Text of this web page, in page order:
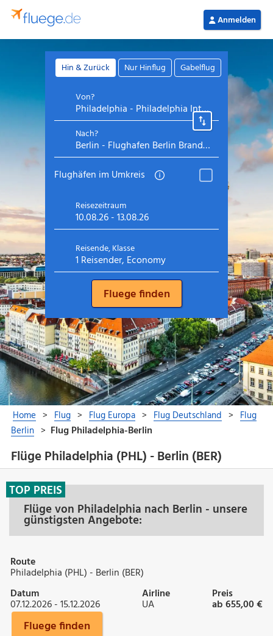
Flüge Philadelphia (PHL) - Berlin (BER)
Flüge von Philadelphia nach Berlin - unsere
günstigsten Angebote:
TOP PREIS
Route
Philadelphia (PHL) - Berlin (BER)
Datum
07.12.2026 - 15.12.2026
Airline
UA
Preis
ab 655,00 €
Fluege finden